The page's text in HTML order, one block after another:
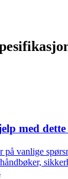
med
på vanlige